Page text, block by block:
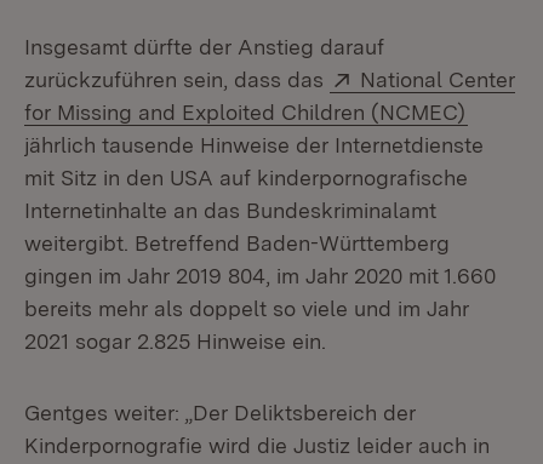
Insgesamt dürfte der Anstieg darauf
zurückzuführen sein, dass das
Extern:
National Center
for Missing and Exploited Children (NCMEC)
jährlich tausende Hinweise der Internetdienste
mit Sitz in den USA auf kinderpornografische
Internetinhalte an das Bundeskriminalamt
weitergibt. Betreffend Baden-Württemberg
gingen im Jahr 2019 804, im Jahr 2020 mit 1.660
bereits mehr als doppelt so viele und im Jahr
2021 sogar 2.825 Hinweise ein.
Gentges weiter: „Der Deliktsbereich der
Kinderpornografie wird die Justiz leider auch in